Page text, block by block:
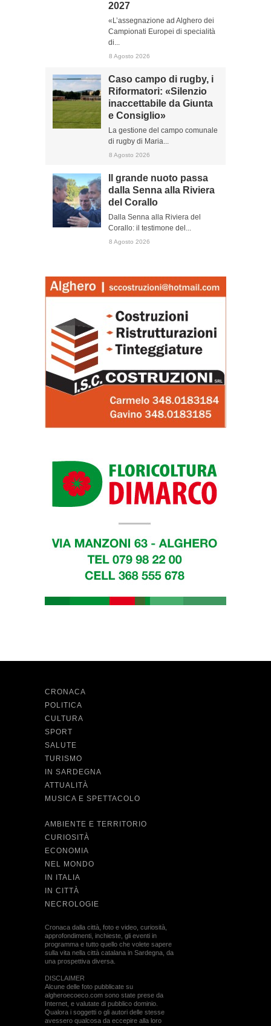
2027
«L’assegnazione ad Alghero dei
Campionati Europei di specialità
di...
8 Agosto 2026
Caso campo di rugby, i
Riformatori: «Silenzio
inaccettabile da Giunta
e Consiglio»
La gestione del campo comunale
di rugby di Maria...
8 Agosto 2026
Il grande nuoto passa
dalla Senna alla Riviera
del Corallo
Dalla Senna alla Riviera del
Corallo: il testimone del...
8 Agosto 2026
CRONACA
POLITICA
CULTURA
SPORT
SALUTE
TURISMO
IN SARDEGNA
ATTUALITÀ
MUSICA E SPETTACOLO
AMBIENTE E TERRITORIO
CURIOSITÀ
ECONOMIA
NEL MONDO
IN ITALIA
IN CITTÀ
NECROLOGIE
Cronaca dalla città, foto e video, curiosità,
approfondimenti, inchieste, gli eventi in
programma e tutto quello che volete sapere
sulla vita nella città catalana in Sardegna, da
una prospettiva diversa.
DISCLAIMER
Alcune delle foto pubblicate su
algheroecoeco.com sono state prese da
Internet, e valutate di pubblico dominio.
Qualora i soggetti o gli autori delle stesse
avessero qualcosa da eccepire alla loro